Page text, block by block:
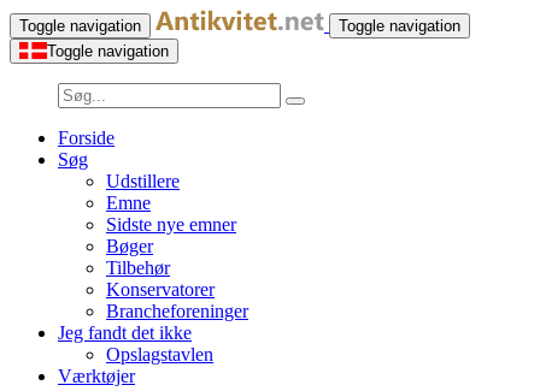
Toggle navigation
Toggle navigation
Toggle navigation
Forside
Søg
Udstillere
Emne
Sidste nye emner
Bøger
Tilbehør
Konservatorer
Brancheforeninger
Jeg fandt det ikke
Opslagstavlen
Værktøjer